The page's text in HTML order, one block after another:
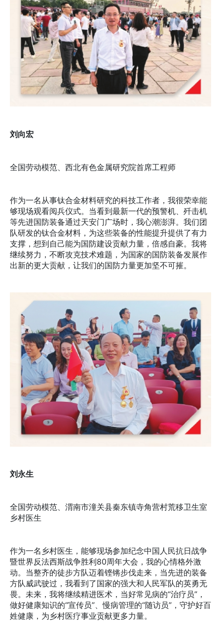
刘向宏
全国劳动模范、西北有色金属研究院首席工程师
作为一名从事钛合金材料研究的科技工作者，我很荣幸能
够现场观看阅兵仪式。当看到最新一代的预警机、歼击机
等先进国防装备通过天安门广场时，我心潮澎湃。我们团
队研发的钛合金材料，为这些装备的性能提升提供了有力
支撑，想到自己能为国防建设贡献力量，倍感自豪。我将
继续努力，不断攻克技术难题，为国家的国防装备发展作
出新的更大贡献，让我们的国防力量更加坚不可摧。
刘永生
全国劳动模范、渭南市潼关县秦东镇寺角营村荒移卫生室
乡村医生
作为一名乡村医生，能够现场参加纪念中国人民抗日战争
暨世界反法西斯战争胜利80周年大会，我的心情格外激
动。当整齐的徒步方队迈着铿锵步伐走来，当先进的装备
方队威武驶过，我看到了国家的强大和人民军队的英勇无
畏。未来，我将继续精进医术，当好常见病的“治疗员”，
做好健康知识的“宣传员”、慢病管理的“随访员”，守护好百
姓健康，为乡村医疗事业贡献更多力量。